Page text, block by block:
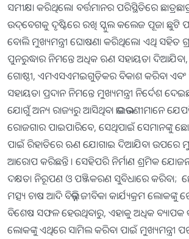
ସମୀକ୍ଷା କରିଥିଲେ। ବର୍ତ୍ତମାନର ପରିସ୍ଥିତିରେ
ଉଦ୍‌ବେଗକୁ ଦୃଷ୍ଟିରେ ରଖି ସ୍କୁଲ କଲେଜ ପୂଜା ଛୁଟି
ବୋଲି ମୁଖ୍ୟମନ୍ତ୍ରୀ ଘୋଷଣା କରିଥିଲେ। ଏଥି ସହିତ
ପୁନରୁଦ୍ଧାର ନିମନ୍ତେ ଅଧିକ ଋଣ ସହାୟତା ଦିଆଯିବା,
ଗୋଷ୍ଠୀ, ଏମଏସଏମଇଗୁଡ଼ିକର ବିକାଶ କରିବା
ସହାୟତା ପ୍ରଦାନ ନିମନ୍ତେ ମୁଖ୍ୟମନ୍ତ୍ରୀ ନିର୍ଦେଶ
ଯୋଗୁଁ ଅନ୍ୟ ରାଜ୍ୟରୁ ଆସିଥିବା ଭାଇଭଉଣୀମାନେ
ରୋଜଗାର ପାଇପାରିବେ, ସେଥିପାଇଁ ସେମାନଙ୍କୁ
ପାଇଁ ରିହାତିରେ ଋଣ ଯୋଗାଇ ଦିଆଯିବା ଉପରେ
ଆରୋପ କରିଛନ୍ତି । ସେହିପରି ନିର୍ମାଣ ଶ୍ରମିକ
ଦକ୍ଷତା ନିରୂପଣ ଓ ପଞ୍ଜିକରଣ ସୁବିଧାରେ କରିବା;
ମତ୍ସ୍ୟ ଚାଷ ଆଦି ବିଭିନ୍ନ ଜୀବିକା କାର୍ଯ୍ୟକ୍ରମ
ବିଶେଷ ସଫଳ ହେଉଥିବାରୁ, ଏହାକୁ ଅଧିକ ବ୍ୟାପକ
ଲୋକଙ୍କୁ ଏଥିରେ ସାମିଲ କରିବା ପାଇଁ ମୁଖ୍ୟମନ୍ତ୍ରୀ